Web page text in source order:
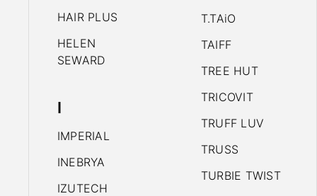
HAIR PLUS
HELEN
SEWARD
I
IMPERIAL
INEBRYA
IZUTECH
T.TAiO
TAIFF
TREE HUT
TRICOVIT
TRUFF LUV
TRUSS
TURBIE TWIST